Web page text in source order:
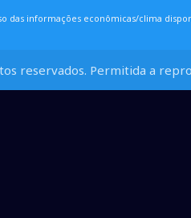
das informações econômicas/clima
reservados. Permitida a